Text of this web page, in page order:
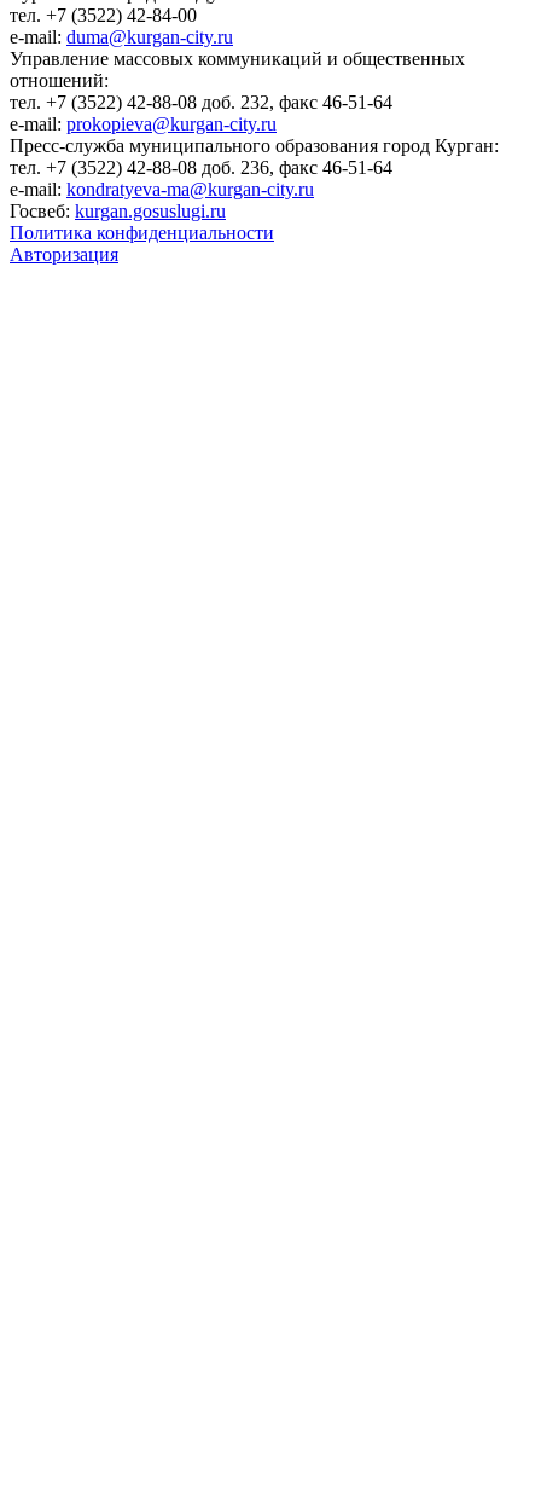
тел. +7 (3522) 42-84-00
e-mail: duma@kurgan-city.ru
Управление массовых коммуникаций и общественных
отношений:
тел. +7 (3522) 42-88-08 доб. 232, факс 46-51-64
e-mail: prokopieva@kurgan-city.ru
Пресс-служба муниципального образования город Курган:
тел. +7 (3522) 42-88-08 доб. 236, факс 46-51-64
e-mail: kondratyeva-ma@kurgan-city.ru
Госвеб: kurgan.gosuslugi.ru
Политика конфиденциальности
Авторизация